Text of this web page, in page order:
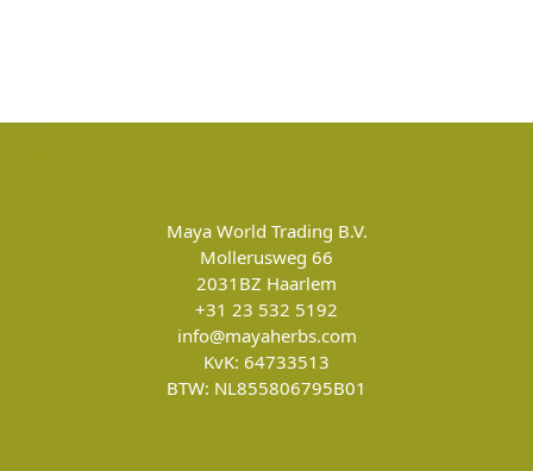
Maya World Trading B.V.
Mollerusweg 66
2031BZ Haarlem
+31 23 532 5192
info@mayaherbs.com
KvK: 64733513
BTW: NL855806795B01